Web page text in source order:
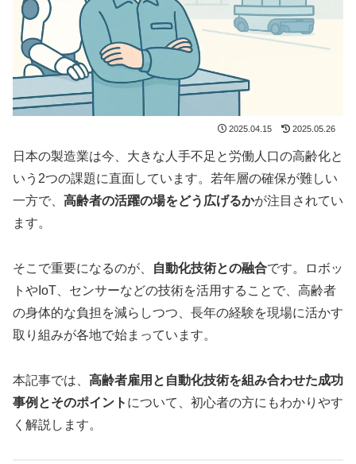
2025.04.15 2025.05.26
日本の製造業は今、大きな人手不足と労働人口の高齢化と
いう2つの課題に直面しています。若年層の確保が難しい
一方で、 高齢者の活躍の場をどう広げるかが注目されてい
ます。
そこで重要になるのが、 自動化技術との融合です。ロボッ
トやIoT、センサーなどの技術を活用することで、高齢者
の身体的な負担を減らしつつ、長年の経験を現場に活かす
取り組みが各地で始まっています。
本記事では、 高齢者雇用と自動化技術を組み合わせた成功
事例とそのポイント について、初心者の方にもわかりやす
く解説します。